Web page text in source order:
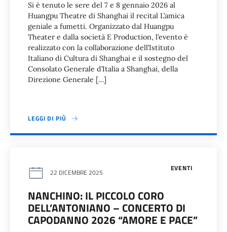
Si è tenuto le sere del 7 e 8 gennaio 2026 al
Huangpu Theatre di Shanghai il recital L’amica
geniale a fumetti. Organizzato dal Huangpu
Theater e dalla società E Production, l’evento è
realizzato con la collaborazione dell’Istituto
Italiano di Cultura di Shanghai e il sostegno del
Consolato Generale d’Italia a Shanghai, della
Direzione Generale […]
LEGGI DI PIÙ
EVENTI
22 DICEMBRE 2025
NANCHINO: IL PICCOLO CORO
DELL’ANTONIANO – CONCERTO DI
CAPODANNO 2026 “AMORE E PACE”